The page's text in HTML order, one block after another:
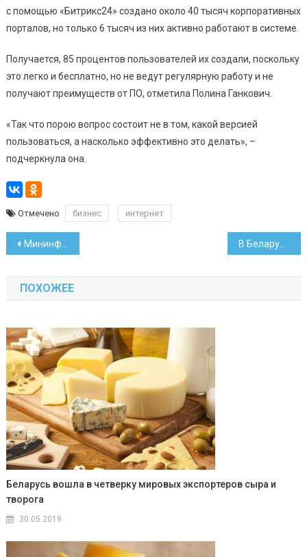
с помощью «Битрикс24» создано около 40 тысяч корпоративных
порталов, но только 6 тысяч из них активно работают в системе.
Получается, 85 процентов пользователей их создали, поскольку
это легко и бесплатно, но не ведут регулярную работу и не
получают преимуществ от ПО, отметила Полина Ганкович.
«Так что порою вопрос состоит не в том, какой версией
пользоваться, а насколько эффективно это делать», –
подчеркнула она.
Отмечено бизнес интернет
Навигация
по
записям
Мининформ закрыл доступ к 37 интернет-ресурсам В Беларуси собираются запретить курение на детских площадках
ПОХОЖЕЕ
Беларусь вошла в четверку мировых экспортеров сыра и
творога
30.05.2019